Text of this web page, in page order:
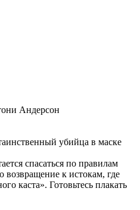
Андерсон
убийца в маске
спасаться по правилам
к истокам, где
каста». Готовьтесь плакать